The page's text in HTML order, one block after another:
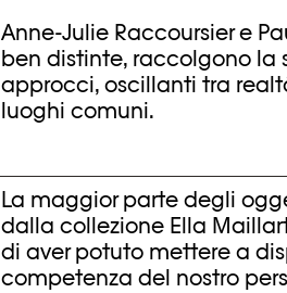
Anne-Julie Raccoursier e
ben distinte, raccolgono la
approcci, oscillanti tra
luoghi comuni.
La maggior parte degli
dalla collezione Ella
di aver potuto mettere a
competenza del nostro